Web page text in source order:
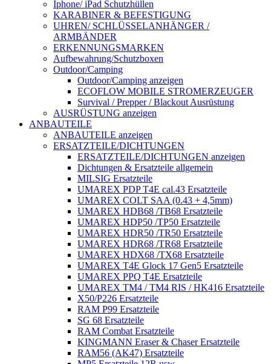
Iphone/ iPad Schutzhüllen
KARABINER & BEFESTIGUNG
UHREN/ SCHLÜSSELANHÄNGER /
ARMBÄNDER
ERKENNUNGSMARKEN
Aufbewahrung/Schutzboxen
Outdoor/Camping
Outdoor/Camping anzeigen
ECOFLOW MOBILE STROMERZEUGER
Survival / Prepper / Blackout Ausrüstung
AUSRÜSTUNG anzeigen
ANBAUTEILE
ANBAUTEILE anzeigen
ERSATZTEILE/DICHTUNGEN
ERSATZTEILE/DICHTUNGEN anzeigen
Dichtungen & Ersatzteile allgemein
MILSIG Ersatzteile
UMAREX PDP T4E cal.43 Ersatzteile
UMAREX COLT SAA (0.43 + 4,5mm)
UMAREX HDB68 /TB68 Ersatzteile
UMAREX HDP50 /TP50 Ersatzteile
UMAREX HDR50 /TR50 Ersatzteile
UMAREX HDR68 /TR68 Ersatzteile
UMAREX HDX68 /TX68 Ersatzteile
UMAREX T4E Glock 17 Gen5 Ersatzteile
UMAREX PPQ T4E Ersatzteile
UMAREX TM4 / TM4 RIS / HK416 Ersatzteile
X50/P226 Ersatzteile
RAM P99 Ersatzteile
SG 68 Ersatzteile
RAM Combat Ersatzteile
KINGMANN Eraser & Chaser Ersatzteile
RAM56 (AK47) Ersatzteile